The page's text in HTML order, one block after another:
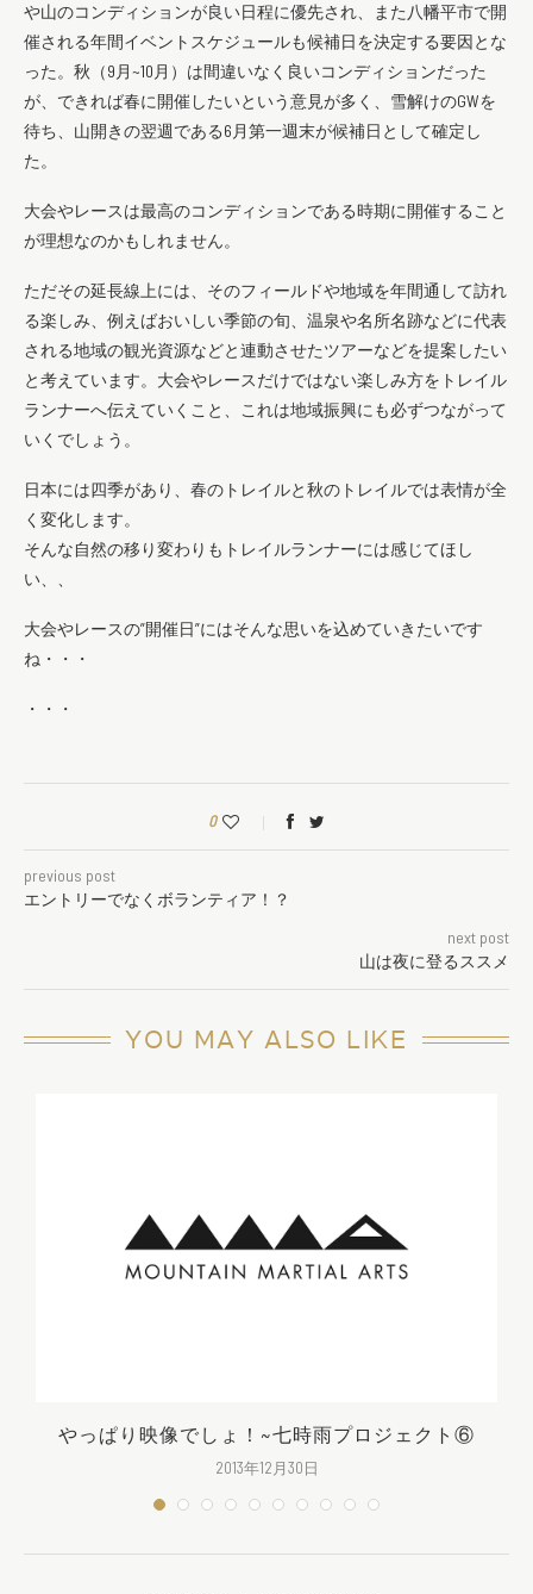
や山のコンディションが良い日程に優先され、また八幡平市で開
催される年間イベントスケジュールも候補日を決定する要因とな
った。秋（9月~10月）は間違いなく良いコンディションだった
が、できれば春に開催したいという意見が多く、雪解けのGWを
待ち、山開きの翌週である6月第一週末が候補日として確定し
た。
大会やレースは最高のコンディションである時期に開催すること
が理想なのかもしれません。
ただその延長線上には、そのフィールドや地域を年間通して訪れ
る楽しみ、例えばおいしい季節の旬、温泉や名所名跡などに代表
される地域の観光資源などと連動させたツアーなどを提案したい
と考えています。大会やレースだけではない楽しみ方をトレイル
ランナーへ伝えていくこと、これは地域振興にも必ずつながって
いくでしょう。
日本には四季があり、春のトレイルと秋のトレイルでは表情が全
く変化します。
そんな自然の移り変わりもトレイルランナーには感じてほし
い、、
大会やレースの”開催日”にはそんな思いを込めていきたいです
ね・・・
・・・
0
previous post
エントリーでなくボランティア！？
next post
山は夜に登るススメ
YOU MAY ALSO LIKE
やっぱり映像でしょ！~七時雨プロジェクト⑥
2013年12月30日